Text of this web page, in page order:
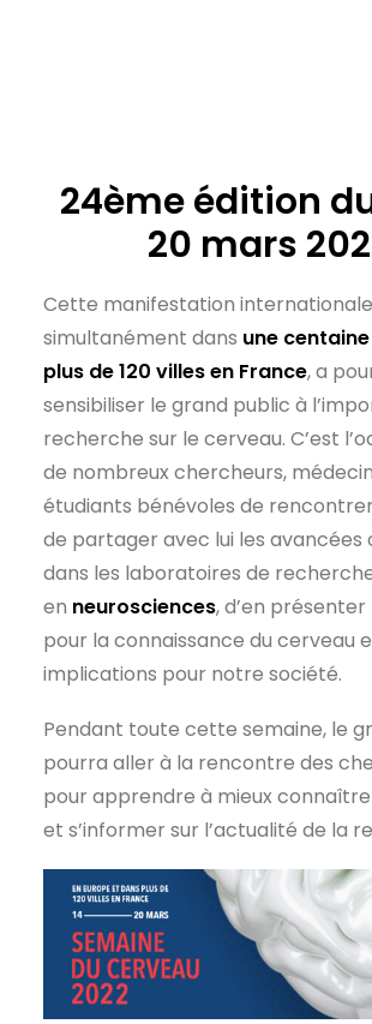
24ème édition
20 mars
Cette manifestation
simultanément dans une
plus de 120 villes en France, a
sensibiliser le grand public à
recherche sur le cerveau. C’est
de nombreux chercheurs,
étudiants bénévoles de
de partager avec lui les avancées
dans les laboratoires de
en neurosciences, d’en présenter
pour la connaissance du cerveau
implications pour notre société.
Pendant toute cette semaine, le
pourra aller à la rencontre des
pour apprendre à mieux
et s’informer sur l’actualité de la